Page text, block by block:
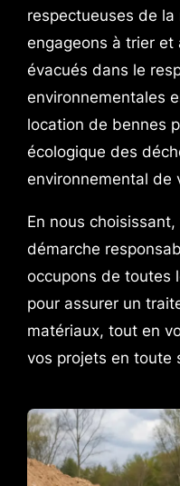
respectueuses de
engageons à trier et
évacués dans le
environnementales
location de bennes
écologique des
environnemental de
En nous
démarche
occupons de toutes
pour assurer un
matériaux, tout en
vos projets en toute